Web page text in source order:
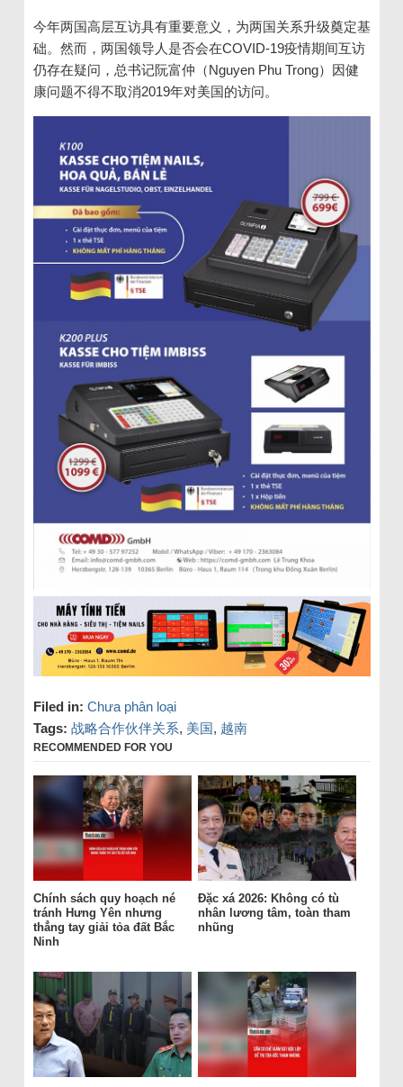
今年两国高层互访具有重要意义，为两国关系升级奠定基
础。然而，两国领导人是否会在COVID-19疫情期间互访
仍存在疑问，总书记阮富仲（Nguyen Phu Trong）因健
康问题不得不取消2019年对美国的访问。
Filed in: Chưa phân loại
Tags: 战略合作伙伴关系, 美国, 越南
RECOMMENDED FOR YOU
Chính sách quy hoạch né
tránh Hưng Yên nhưng
thẳng tay giải tỏa đất Bắc
Ninh
Đặc xá 2026: Không có tù
nhân lương tâm, toàn tham
nhũng